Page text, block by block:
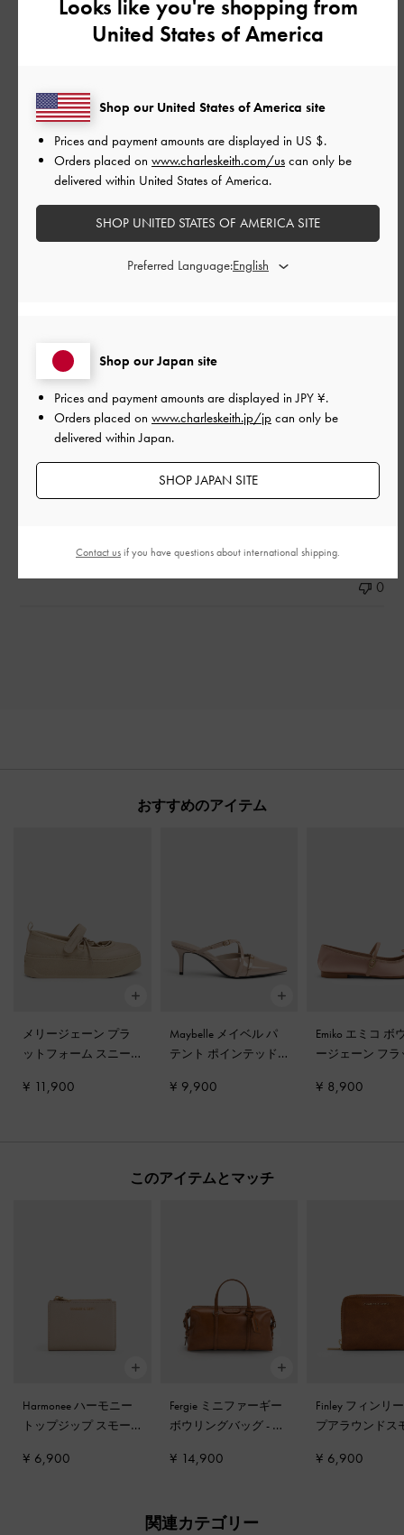
通勤用です購入しましたが普段
履きになりつつもあります。 意
外とクッションもあって疲れま
せんでした。
通勤用です購入しましたが普段履きになりつつもあります。
デザイン
品質
とてもよかった
0
おすすめのアイテム
メリージェーン プラ
ットフォーム スニー
¥ 11,900
Maybelle メイベル パ
テント ポインテッド
ド
¥ 9,900
Emiko エミコ ボ
ージェーン フ
¥ 8,900
このアイテムとマッチ
Harmonee ハーモニー
トップジップ スモー
¥ 6,900
Fergie ミニファーギー
ボウリングバッグ- デ
¥ 14,900
Finley フィンリ
プアラウンドス
レスドタン
¥ 6,900
関連カテゴリー
Looks like you're shopping from
United States of America
Shop our Japan site
Prices and payment amounts are displayed inJPY ¥.
Orders placed on www.charleskeith.jp/jp can only be
delivered within Japan.
SHOP JAPAN SITE
Shop our United States of America site
Prices and payment amounts are displayed in US $.
Orders placed on www.charleskeith.com/us can only be
delivered within United States of America.
SHOP UNITED STATES OF AMERICA SITE
Preferred Language:
Contact usif you have questions about international shipping.